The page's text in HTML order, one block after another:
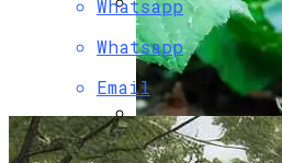
Папоротники
Стиль И Уют
Горящие Туры В
Whatsapp
Whatsapp
Email